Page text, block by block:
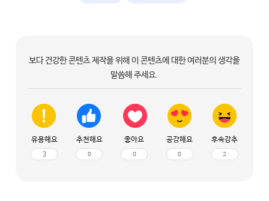
보다 건강한 콘텐츠 제작을 위해 이 콘텐츠에 대한 여러분의 생각을
말씀해 주세요.
유용해요
3
추천해요
0
좋아요
0
공감해요
0
후속강추
2